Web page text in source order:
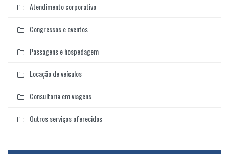
Atendimento corporativo
Congressos e eventos
Passagens e hospedagem
Locação de veículos
Consultoria em viagens
Outros serviços oferecidos